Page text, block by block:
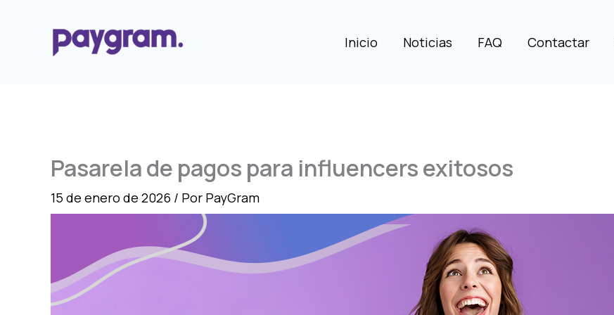
contenido
Inicio Noticias FAQ Contactar
Pasarela de pagos para influencers exitosos
15 de enero de 2026 / Por PayGram